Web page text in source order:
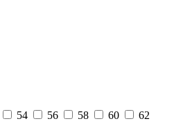
54 56 58 60
62